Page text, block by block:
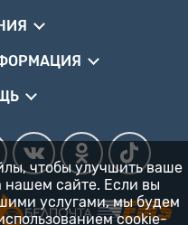
чтобы улучшить ваше
нашем сайте. Если вы
услугами, мы будем
cookie-